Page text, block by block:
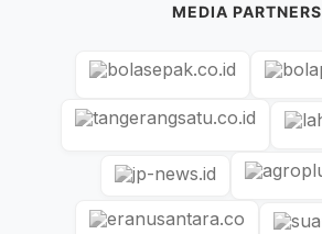
MEDIA PARTNERS